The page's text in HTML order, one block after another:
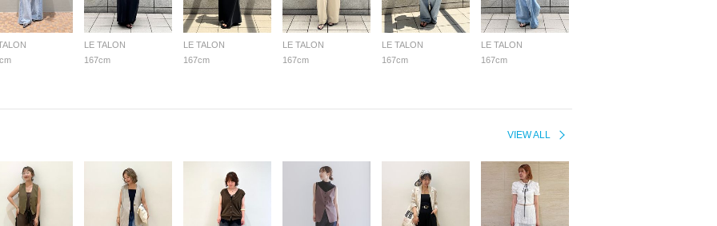
LE TALON
167cm
LE TALON
167cm
LE TALON
167cm
LE TALON
167cm
LE TALON
167cm
VIEW ALL